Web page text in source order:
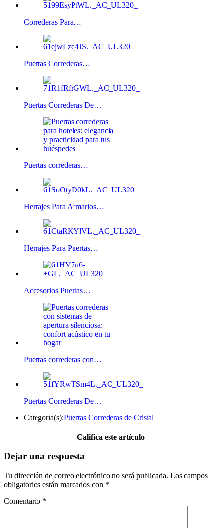
Correderas Para…
Puertas Correderas…
Puertas Correderas De…
Puertas correderas…
Herrajes Para Armarios…
Herrajes Para Puertas…
Accesorios Puertas…
Puertas correderas con…
Puertas Correderas De…
Categoría(s):Puertas Correderas de Cristal
Califica este artículo
Dejar una respuesta
Tu dirección de correo electrónico no será publicada. Los campos
obligatorios están marcados con *
Comentario *